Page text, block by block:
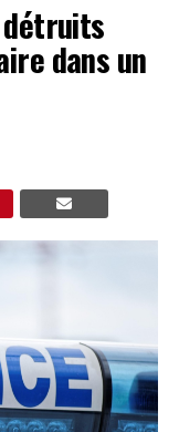
détruits
dans un